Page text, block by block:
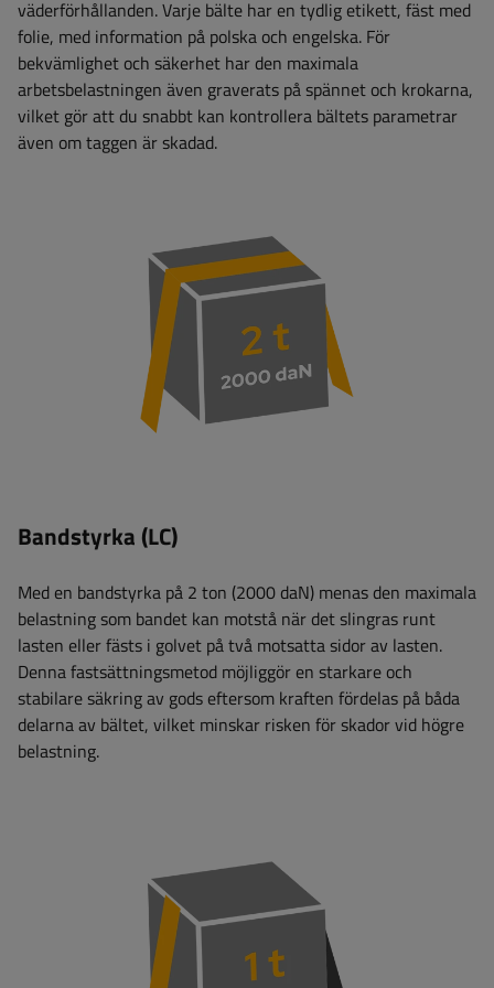
väderförhållanden. Varje bälte har en tydlig etikett, fäst med
folie, med information på polska och engelska. För
bekvämlighet och säkerhet har den maximala
arbetsbelastningen även graverats på spännet och krokarna,
vilket gör att du snabbt kan kontrollera bältets parametrar
även om taggen är skadad.
Bandstyrka (LC)
Med en bandstyrka på 2 ton (2000 daN) menas den maximala
belastning som bandet kan motstå när det slingras runt
lasten eller fästs i golvet på två motsatta sidor av lasten.
Denna fastsättningsmetod möjliggör en starkare och
stabilare säkring av gods eftersom kraften fördelas på båda
delarna av bältet, vilket minskar risken för skador vid högre
belastning.